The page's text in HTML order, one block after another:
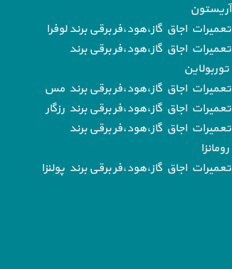
آریستون
تعمیرات اجاق گاز،هود،فر برقی برند لوفرا
تعمیرات اجاق گاز،هود،فر برقی برند
توربولاین
تعمیرات اجاق گاز،هود،فر برقی برند مس
تعمیرات اجاق گاز،هود،فر برقی برند رزگار
تعمیرات اجاق گاز،هود،فر برقی برند
رومانزا
تعمیرات اجاق گاز،هود،فر برقی برند پولنزا